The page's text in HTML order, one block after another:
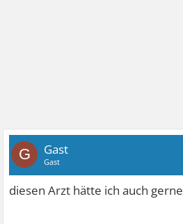
G Gast
Gast
diesen Arzt hätte ich auch gerne